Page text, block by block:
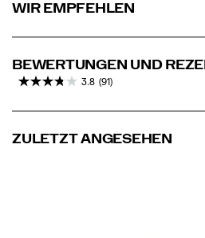
WIR EMPFEHLEN
BEWERTUNGEN UND
3.8 (91)
ZULETZT ANGESEHEN